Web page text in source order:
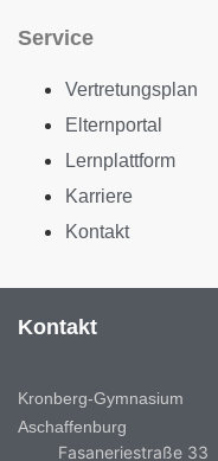
Service
Vertretungsplan
Elternportal
Lernplattform
Karriere
Kontakt
Kontakt
Kronberg-Gymnasium
Aschaffenburg
Fasaneriestraße 33